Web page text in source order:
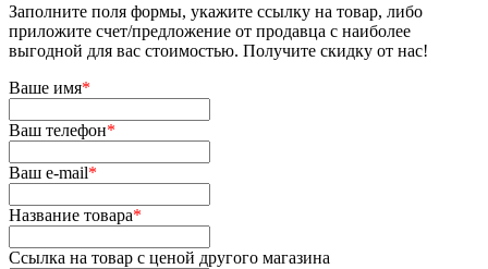
Заполните поля формы, укажите ссылку на товар, либо
приложите счет/предложение от продавца с наиболее
выгодной для вас стоимостью. Получите скидку от нас!
Ваше имя*
Ваш телефон*
Ваш e-mail*
Название товара*
Ссылка на товар с ценой другого магазина